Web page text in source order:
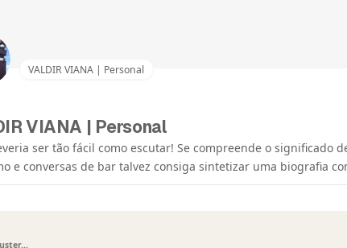
VALDIR VIANA | Personal
VIANA | Personal
ser tão fácil como escutar! Se compreende o significado
e conversas de bar talvez consiga sintetizar uma biografia